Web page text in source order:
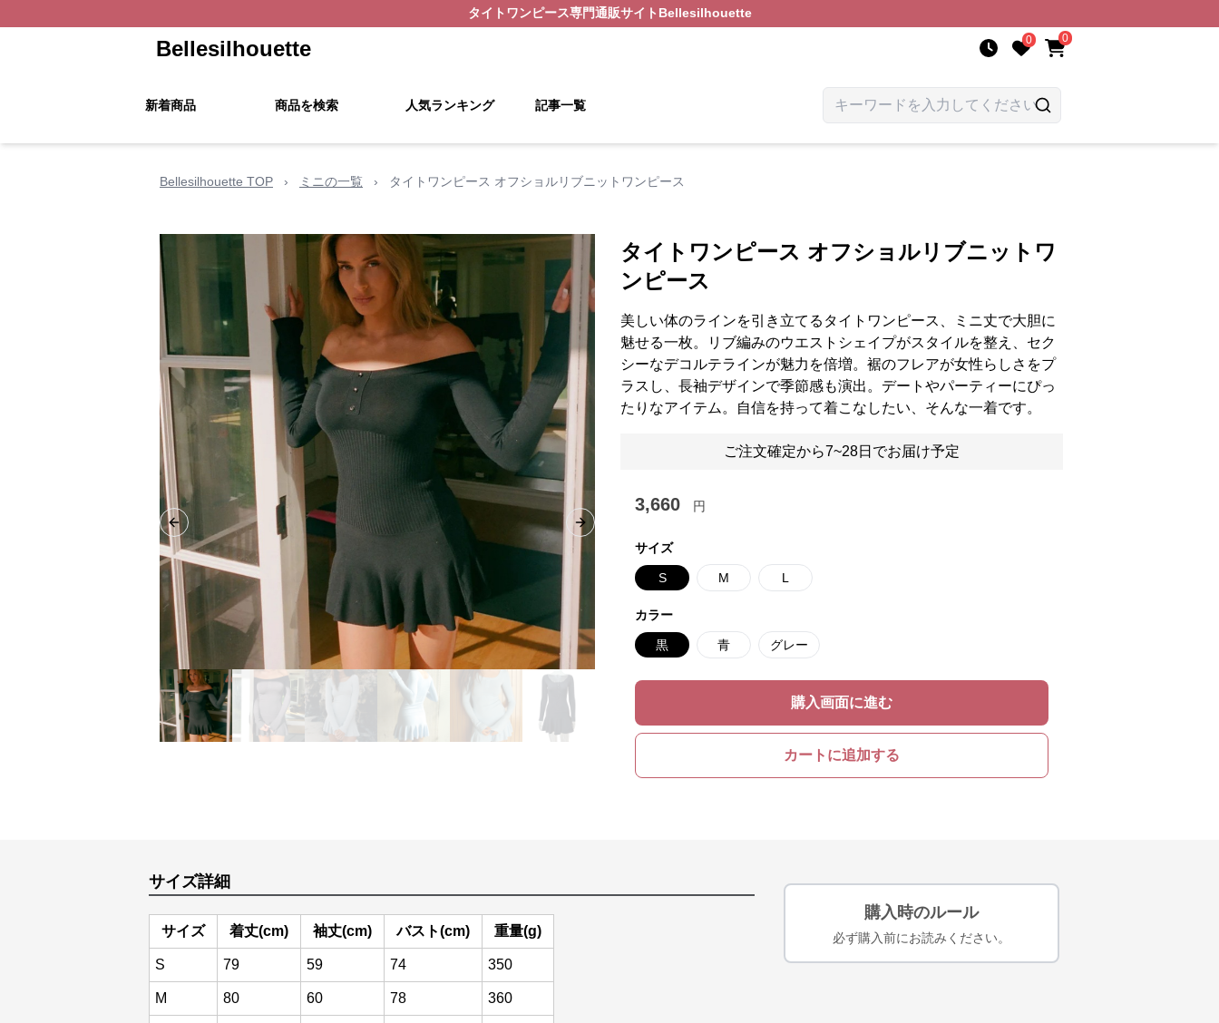
タイトワンピース専門通販サイト Bellesilhouette
Bellesilhouette 0 0
新着商品 商品を検索 人気ランキング 記事一覧
Bellesilhouette TOP › ミニの一覧 › タイトワンピース オフショルリブニットワンピース
Previous slide Next slide
タイトワンピース オフショルリブニットワ
ンピース
美しい体のラインを引き立てるタイトワンピース、ミニ丈で大胆に
魅せる一枚。リブ編みのウエストシェイプがスタイルを整え、セク
シーなデコルテラインが魅力を倍増。裾のフレアが女性らしさをプ
ラスし、長袖デザインで季節感も演出。デートやパーティーにぴっ
たりなアイテム。自信を持って着こなしたい、そんな一着です。
ご注文確定から7~28日でお届け予定
3,660 円
サイズ
S M L
カラー
黒 青 グレー
購入画面に進む
カートに追加する
サイズ詳細
サイズ 着丈(cm) 袖丈(cm) バスト(cm) 重量(g)
S 79 59 74 350
M 80 60 78 360
購入時のルール
必ず購入前にお読みください。